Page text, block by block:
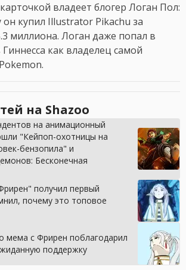
владеет блогер Логан Пол:
купил Illustrator Pikachu за
миллиона. Логан даже попал в
как владелец самой
на Shazoo
на анимационный
"Кейпоп-охотницы на
бензопила" и
Бесконечная
получил первый
почему это топовое
мема с Фрирен поблагодарил
поддержку